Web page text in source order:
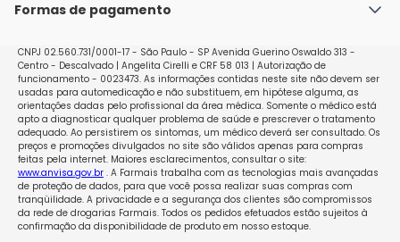
Políticas de Trocas e Devoluções
Formas de pagamento
CNPJ 02.560.731/0001-17 - São Paulo - SP Avenida Guerino Oswaldo 313 -
Centro - Descalvado | Angelita Cirelli e CRF 58 013 | Autorização de
funcionamento - 0023473. As informações contidas neste site não devem ser
usadas para automedicação e não substituem, em hipótese alguma, as
orientações dadas pelo profissional da área médica. Somente o médico está
apto a diagnosticar qualquer problema de saúde e prescrever o tratamento
adequado. Ao persistirem os sintomas, um médico deverá ser consultado. Os
preços e promoções divulgados no site são válidos apenas para compras
feitas pela internet. Maiores esclarecimentos, consultar o site:
www.anvisa.gov.br. A Farmais trabalha com as tecnologias mais avançadas
de proteção de dados, para que você possa realizar suas compras com
tranqüilidade. A privacidade e a segurança dos clientes são compromissos
da rede de drogarias Farmais. Todos os pedidos efetuados estão sujeitos à
confirmação da disponibilidade de produto em nosso estoque.